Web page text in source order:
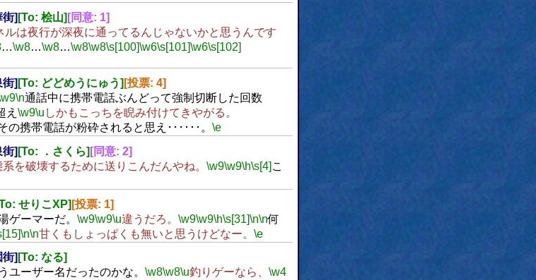
] [To: 桧山] [同意: 1]
ルは夜行が深夜に通ってるんじゃないかと思うんです
…\w8…\w8…\w8\w8\s[100]\w6\s[101]\w6\s[102]
] [To: どどめうにゅう] [投票: 4]
\n通話中に携帯電話ぶんどって強制切断した回数
\w9\u しかもこっちを睨み付けてきやがる。
の携帯電話が粉砕されると思え･･････。 \e
] [To: ．さくら] [同意: 2]
系を破壊するために送りこんだんやね。 \w9\w9\h\s[4] こ
せりこXP] [投票: 1]
ゲーマーだ。 \w9\w9\u違うだろ。 \w9\w9\h\s[31]\n\n何
\n\n甘くもしょっぱくも無いと思うけどなー。 \e
] [To: なる]
ユーザー名だったのかな。 \w8\w8\u釣りゲーなら、 \w4